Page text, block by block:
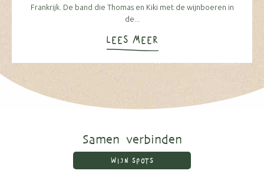
Frankrijk. De band die Thomas en Kiki met de wijnboeren in
de...
LEES MEER
Samen verbinden
WIJN SPOTS